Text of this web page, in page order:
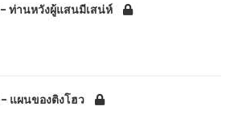
- ท่านหวังผู้แสนมีเสน่ห์
- แผนของติงโฮว